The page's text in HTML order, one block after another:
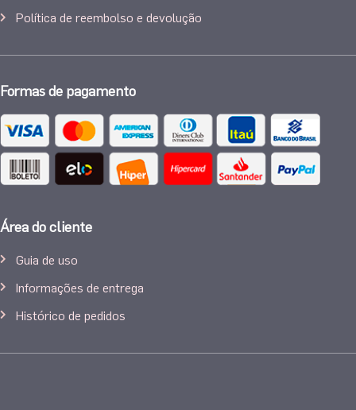
Política de reembolso e devolução
Formas de pagamento
Área do cliente
Guia de uso
Informações de entrega
Histórico de pedidos